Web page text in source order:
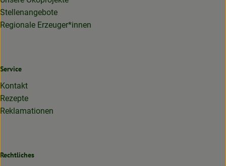
Stellenangebote
Regionale Erzeuger*innen
Service
Kontakt
Rezepte
Reklamationen
Rechtliches